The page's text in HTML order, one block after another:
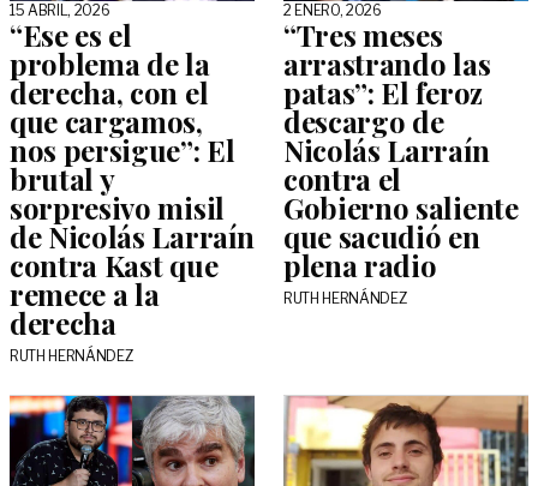
15 ABRIL, 2026
“Ese es el
problema de la
derecha, con el
que cargamos,
nos persigue”: El
brutal y
sorpresivo misil
de Nicolás Larraín
contra Kast que
remece a la
derecha
RUTH HERNÁNDEZ
2 ENERO, 2026
“Tres meses
arrastrando las
patas”: El feroz
descargo de
Nicolás Larraín
contra el
Gobierno saliente
que sacudió en
plena radio
RUTH HERNÁNDEZ